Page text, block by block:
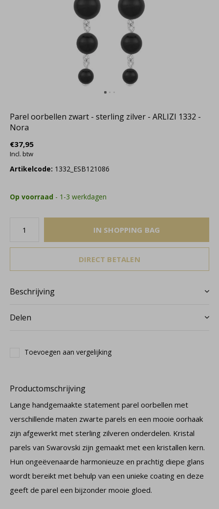
Parel oorbellen zwart - sterling zilver - ARLIZI 1332 -
Nora
€37,95
Incl. btw
Artikelcode: 1332_ESB121086
Op voorraad - 1-3 werkdagen
IN SHOPPING BAG
DIRECT BETALEN
Beschrijving
Delen
Toevoegen aan vergelijking
Productomschrijving
Lange handgemaakte statement parel oorbellen met
verschillende maten zwarte parels en een mooie oorhaak
zijn afgewerkt met sterling zilveren onderdelen. Kristal
parels van Swarovski zijn gemaakt met een kristallen kern.
Hun ongeëvenaarde harmonieuze en prachtig diepe glans
wordt bereikt met behulp van een unieke coating en deze
geeft de parel een bijzonder mooie gloed.